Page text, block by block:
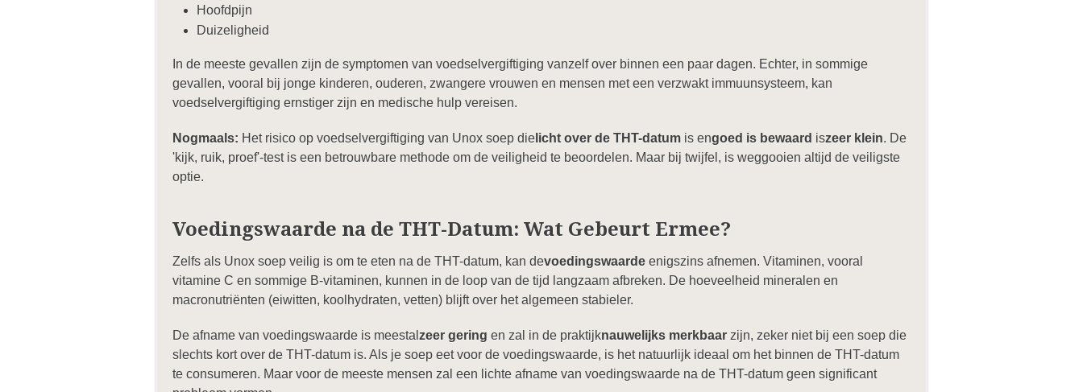
Hoofdpijn
Duizeligheid
In de meeste gevallen zijn de symptomen van voedselvergiftiging vanzelf over binnen een paar dagen. Echter, in sommige
gevallen, vooral bij jonge kinderen, ouderen, zwangere vrouwen en mensen met een verzwakt immuunsysteem, kan
voedselvergiftiging ernstiger zijn en medische hulp vereisen.
Nogmaals: Het risico op voedselvergiftiging van Unox soep die licht over de THT-datum is engoed is bewaard iszeer klein. De
'kijk, ruik, proef'-test is een betrouwbare methode om de veiligheid te beoordelen. Maar bij twijfel, is weggooien altijd de veiligste
optie.
Voedingswaarde na de THT-Datum: Wat Gebeurt Ermee?
Zelfs als Unox soep veilig is om te eten na de THT-datum, kan devoedingswaarde enigszins afnemen. Vitaminen, vooral
vitamine C en sommige B-vitaminen, kunnen in de loop van de tijd langzaam afbreken. De hoeveelheid mineralen en
macronutriënten (eiwitten, koolhydraten, vetten) blijft over het algemeen stabieler.
De afname van voedingswaarde is meestal zeer gering en zal in de praktijknauwelijks merkbaar zijn, zeker niet bij een soep die
slechts kort over de THT-datum is. Als je soep eet voor de voedingswaarde, is het natuurlijk ideaal om het binnen de THT-datum
te consumeren. Maar voor de meeste mensen zal een lichte afname van voedingswaarde na de THT-datum geen significant